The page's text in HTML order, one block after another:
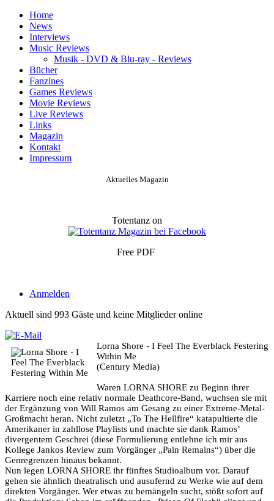
Home
News
Interviews
Music Reviews
Musik - DVD & Blu-ray - Reviews
Bücher
Fanzines
Games Reviews
Movie Reviews
Live Reviews
Links
Magazin
Kontakt
Impressum
Aktuelles Magazin
Totentanz on
Free PDF
Anmelden
Aktuell sind 993 Gäste und keine Mitglieder online
Lorna Shore - I Feel The Everblack Festering
Within Me
(Century Media)
Waren LORNA SHORE zu Beginn ihrer
Karriere noch eine relativ normale Deathcore-Band, wuchsen sie mit
der Ergänzung von Will Ramos am Gesang zu einer Extreme-Metal-
Großmacht heran. Nicht zuletzt „To The Hellfire“ katapultierte die
Amerikaner in zahllose Playlists und machte sie dank Ramos’
divergentem Geschrei (diese Formulierung entlehne ich mir aus
Kollege Jankos Review zum Vorgänger „Pain Remains“) über die
Genregrenzen hinaus bekannt.
Nun legen LORNA SHORE ihr fünftes Studioalbum vor. Darauf
gehen sie ähnlich theatralisch und ausufernd zu Werke wie auf dem
direkten Vorgänger. Wer etwas zu bemängeln sucht, stößt sofort auf